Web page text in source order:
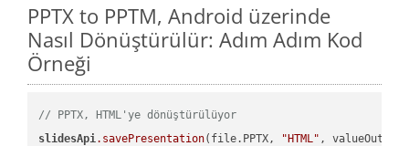
PPTX to PPTM, Android üzerinde
Nasıl Dönüştürülür: Adım Adım Kod
Örneği
// PPTX, HTML'ye dönüştürülüyor
slidesApi.savePresentation(file.PPTX, "HTML" ,